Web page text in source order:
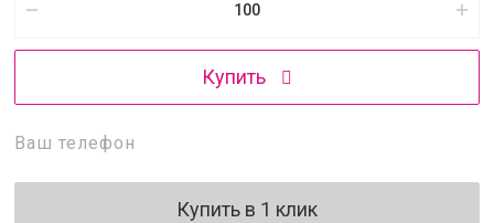
Купить
Купить в 1 клик